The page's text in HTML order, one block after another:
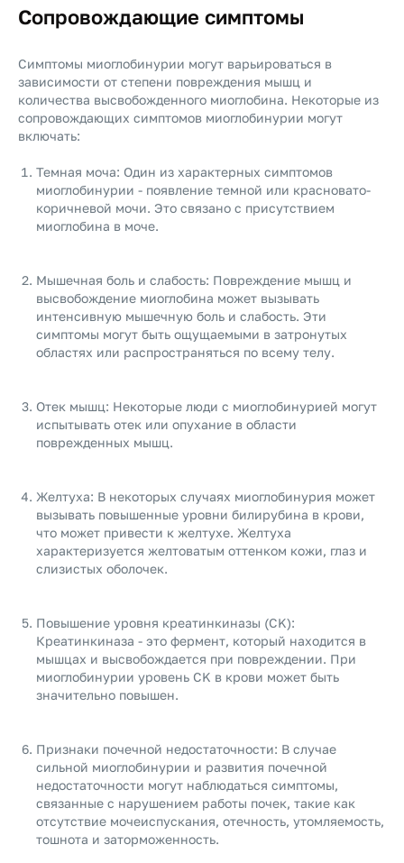
Сопровождающие симптомы
Симптомы миоглобинурии могут варьироваться в
зависимости от степени повреждения мышц и
количества высвобожденного миоглобина. Некоторые из
сопровождающих симптомов миоглобинурии могут
включать:
Темная моча: Один из характерных симптомов
миоглобинурии - появление темной или красновато-
коричневой мочи. Это связано с присутствием
миоглобина в моче.
Мышечная боль и слабость: Повреждение мышц и
высвобождение миоглобина может вызывать
интенсивную мышечную боль и слабость. Эти
симптомы могут быть ощущаемыми в затронутых
областях или распространяться по всему телу.
Отек мышц: Некоторые люди с миоглобинурией могут
испытывать отек или опухание в области
поврежденных мышц.
Желтуха: В некоторых случаях миоглобинурия может
вызывать повышенные уровни билирубина в крови,
что может привести к желтухе. Желтуха
характеризуется желтоватым оттенком кожи, глаз и
слизистых оболочек.
Повышение уровня креатинкиназы (CK):
Креатинкиназа - это фермент, который находится в
мышцах и высвобождается при повреждении. При
миоглобинурии уровень CK в крови может быть
значительно повышен.
Признаки почечной недостаточности: В случае
сильной миоглобинурии и развития почечной
недостаточности могут наблюдаться симптомы,
связанные с нарушением работы почек, такие как
отсутствие мочеиспускания, отечность, утомляемость,
тошнота и заторможенность.